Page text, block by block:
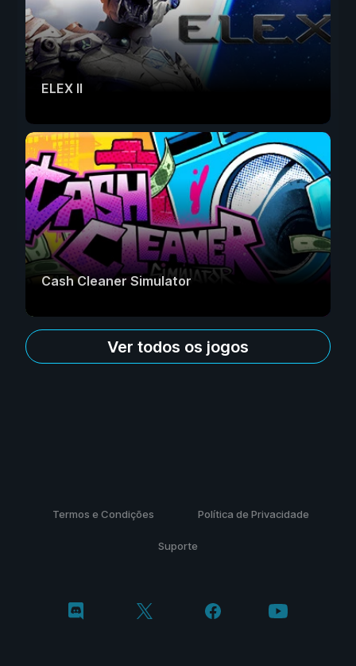
ELEX II
Cash Cleaner Simulator
Ver todos os jogos
Termos e Condições Política de Privacidade
Suporte